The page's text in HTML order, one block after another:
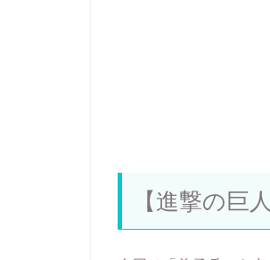
【進撃の巨